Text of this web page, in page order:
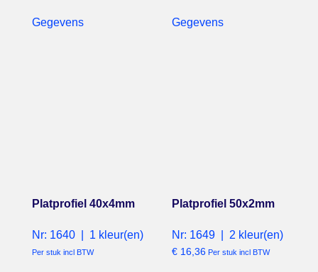
Gegevens Gegevens
Platprofiel 40x4mm
Nr: 1640 | 1 kleur(en)
Per stuk incl BTW
Platprofiel 50x2mm
Nr: 1649 | 2 kleur(en)
€16,36Per stuk incl BTW